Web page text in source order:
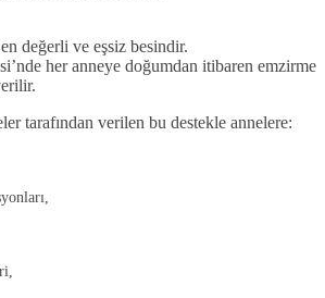
değerli ve eşsiz besindir.
her anneye doğumdan itibaren emzirme
tarafından verilen bu destekle annelere: